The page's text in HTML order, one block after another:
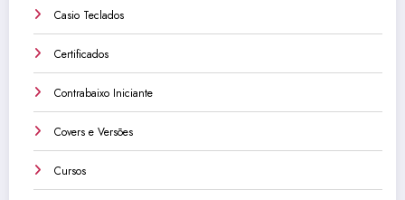
Casio Teclados
Certificados
Contrabaixo Iniciante
Covers e Versões
Cursos